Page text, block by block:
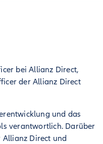
bei Allianz Direct,
der Allianz Direct
und das
verantwortlich. Darüber
Direct und